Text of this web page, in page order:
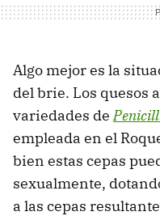
Algo mejor es la
del brie. Los quesos
variedades de
empleada en el
bien estas cepas
sexualmente,
a las cepas